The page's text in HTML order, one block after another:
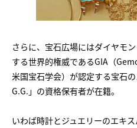
さらに、宝石広場にはダイヤモ
する世界的権威であるGIA（
米国宝石学会）が認定する宝石
G.G.」の資格保有者が在籍。
いわば時計とジュエリーのエキ